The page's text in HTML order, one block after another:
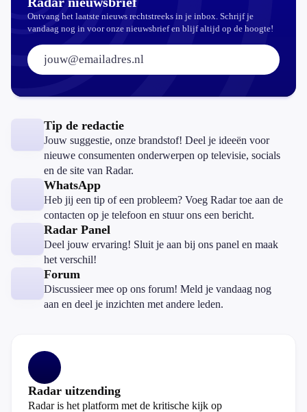
Ontvang het laatste nieuws rechtstreeks in je inbox. Schrijf je
vandaag nog in voor onze nieuwsbrief en blijf altijd op de hoogte!
E-mailadres:
Tip de redactie
Jouw suggestie, onze brandstof! Deel je ideeën voor
nieuwe consumenten onderwerpen op televisie, socials
en de site van Radar.
WhatsApp
Heb jij een tip of een probleem? Voeg Radar toe aan de
contacten op je telefoon en stuur ons een bericht.
Radar Panel
Deel jouw ervaring! Sluit je aan bij ons panel en maak
het verschil!
Forum
Discussieer mee op ons forum! Meld je vandaag nog
aan en deel je inzichten met andere leden.
Radar uitzending
Radar is het platform met de kritische kijk op